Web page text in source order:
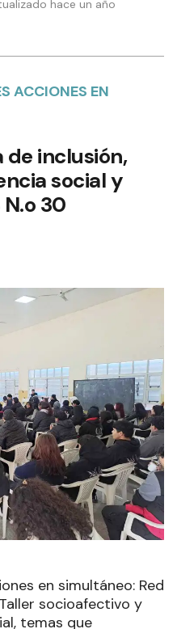
hace un año
ACCIONES EN
inclusión,
social y
30
en simultáneo: Red
socioafectivo y
temas que